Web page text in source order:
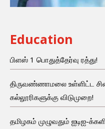
Education
பிளஸ் 1 பொதுத்தேர்வு ரத்து!
திருவண்ணாமலை உள்ளிட்ட
கல்லூரிகளுக்கு விடுமுறை!
தமிழகம் முழுவதும் ஐடிஐ-